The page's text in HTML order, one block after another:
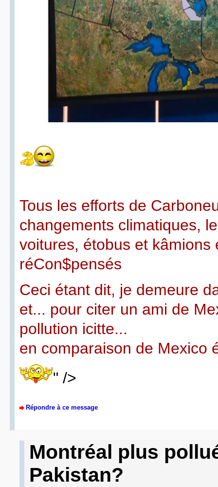
Tous les efforts de
changements climatiques,
voitures, étobus et kâmions
réCon$pensés
Ceci étant dit, je demeure
et... pour citer un ami de
pollution icitte...
en comparaison de Mexico
" />
Répondre à ce message
Montréal plus
Pakistan?